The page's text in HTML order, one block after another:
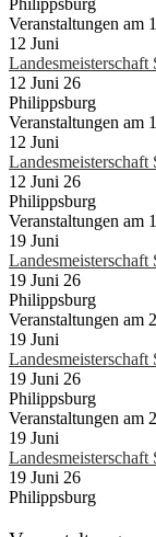
Philippsburg
Veranstaltungen am
12 Juni
Landesmeisterschaft
12 Juni 26
Philippsburg
Veranstaltungen am
12 Juni
Landesmeisterschaft
12 Juni 26
Philippsburg
Veranstaltungen am
19 Juni
Landesmeisterschaft
19 Juni 26
Philippsburg
Veranstaltungen am
19 Juni
Landesmeisterschaft
19 Juni 26
Philippsburg
Veranstaltungen am
19 Juni
Landesmeisterschaft
19 Juni 26
Philippsburg